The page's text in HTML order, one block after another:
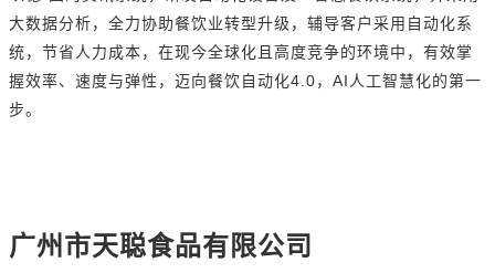
大数据分析，全力协助餐饮业转型升级，辅导客户采用自动化系
统，节省人力成本，在现今全球化且高度竞争的环境中，有效掌
握效率、速度与弹性，迈向餐饮自动化4.0 ， AI 人工智慧化的第一
步。
广州市天聪食品有限公司